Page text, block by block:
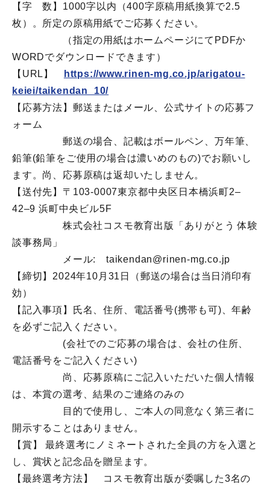
【字 数】1000字以内（400字原稿用紙換算で2.5
枚）。所定の原稿用紙でご応募ください。
（指定の用紙はホームページにてPDFか
WORDでダウンロードできます）
【URL】
https://www.rinen-mg.co.jp/arigatou-
keiei/taikendan_10/
【応募方法】郵送またはメール、公式サイトの応募フ
ォーム
郵送の場合、記載はボールペン、万年筆、
鉛筆(鉛筆をご使用の場合は濃いめのもの)でお願いし
ます。尚、応募原稿は返却いたしません。
【送付先】〒103-0007東京都中央区日本橋浜町2‒
42‒9 浜町中央ビル5F
株式会社コスモ教育出版「ありがとう 体験
談事務局」
メール: taikendan@rinen-mg.co.jp
【締切】2024年10月31日（郵送の場合は当日消印有
効）
【記入事項】氏名、住所、電話番号(携帯も可)、年齢
を必ずご記入ください。
(会社でのご応募の場合は、会社の住所、
電話番号をご記入ください)
尚、応募原稿にご記入いただいた個人情報
は、本賞の選考、結果のご連絡のみの
目的で使用し、ご本人の同意なく第三者に
開示することはありません。
【賞】 最終選考にノミネートされた全員の方を入選と
し、賞状と記念品を贈呈ます。
【最終選考方法】 コスモ教育出版が委嘱した3名の